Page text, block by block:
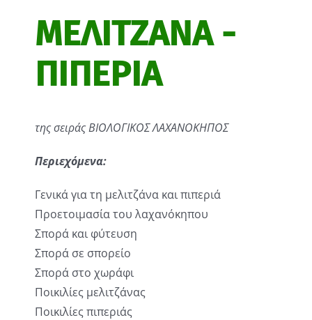
ΜΕΛΙΤΖΑΝΑ -
ΠΙΠΕΡΙΑ
της σειράς ΒΙΟΛΟΓΙΚΟΣ ΛΑΧΑΝΟΚΗΠΟΣ
Περιεχόμενα:
Γενικά για τη μελιτζάνα και πιπεριά
Προετοιμασία του λαχανόκηπου
Σπορά και φύτευση
Σπορά σε σπορείο
Σπορά στο χωράφι
Ποικιλίες μελιτζάνας
Ποικιλίες πιπεριάς